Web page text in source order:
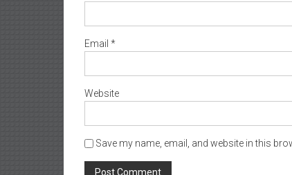
Email *
Website
Save my name, email, and website in this